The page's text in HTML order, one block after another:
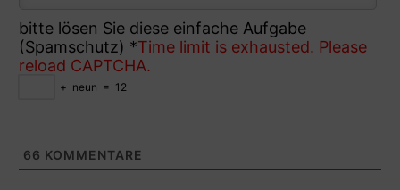
bitte lösen Sie diese einfache Aufgabe
(Spamschutz) *Time limit is exhausted. Please
reload CAPTCHA.
+ neun = 12
66 KOMMENTARE